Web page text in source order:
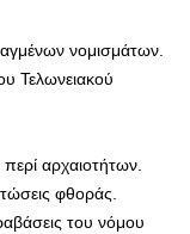
νομισμάτων.
Τελωνειακού
αρχαιοτήτων.
φθοράς.
του νόμου